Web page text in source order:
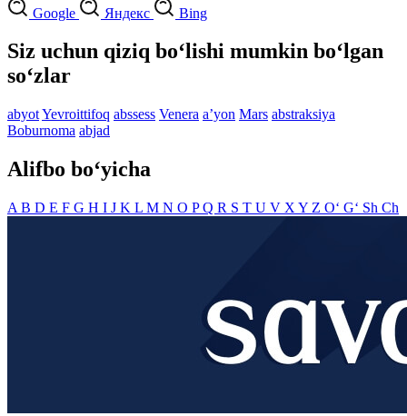
Google Яндекс Bing
Siz uchun qiziq bo‘lishi mumkin bo‘lgan
so‘zlar
abyotYevroittifoq abssess Venera aʼyon Mars abstraksiya
Boburnoma abjad
Alifbo bo‘yicha
A B D E F G H I J K L M N O PQ R S T U V X Y Z O‘ G‘ Sh Ch